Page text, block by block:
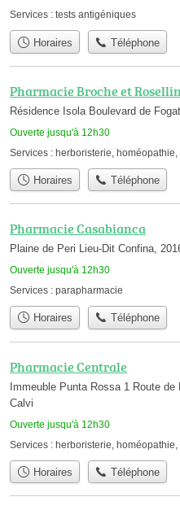
Services : tests antigéniques
Horaires Téléphone
Pharmacie Broche et
Résidence Isola Boulevard de
Ouverte jusqu'à 12h30
Services : herboristerie homéopathie
Horaires Téléphone
Pharmacie Casabianca
Plaine de Peri Lieu-Dit Confina,
Ouverte jusqu'à 12h30
Services : parapharmacie
Horaires Téléphone
Pharmacie Centrale
Immeuble Punta Rossa 1 Route de
Calvi
Ouverte jusqu'à 12h30
Services : herboristerie homéopathie
Horaires Téléphone